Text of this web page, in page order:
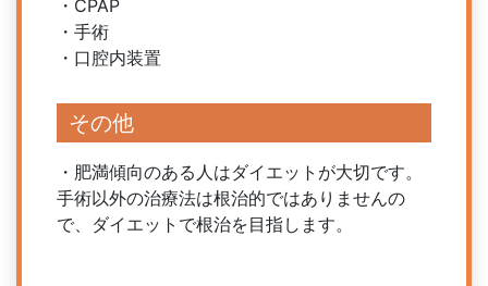
・CPAP
・手術
・口腔内装置
その他
・肥満傾向のある人はダイエットが大切です。
手術以外の治療法は根治的ではありませんの
で、ダイエットで根治を目指します。